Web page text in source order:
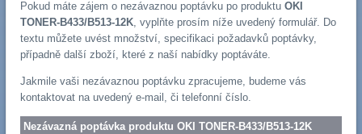
Pokud máte zájem o nezávaznou poptávku po produktu OKI
TONER-B433/B513-12K, vyplňte prosím níže uvedený formulář. Do
textu můžete uvést množství, specifikaci požadavků poptávky,
případně další zboží, které z naší nabídky poptáváte.
Jakmile vaši nezávaznou poptávku zpracujeme, budeme vás
kontaktovat na uvedený e-mail, či telefonní číslo.
Nezávazná poptávka produktu OKI TONER-B433/B513-12K